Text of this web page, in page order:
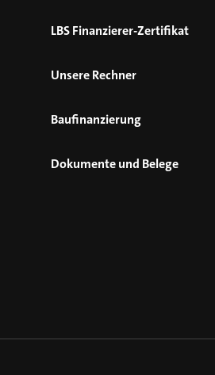
LBS Finanzierer-Zertifikat
Unsere Rechner
Baufinanzierung
Dokumente und Belege